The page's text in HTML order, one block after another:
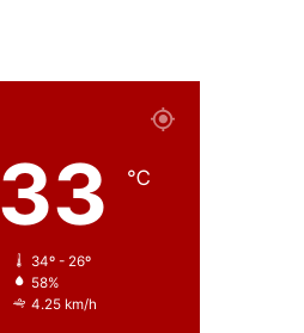
33 ℃
34º - 26º
58%
4.25 km/h